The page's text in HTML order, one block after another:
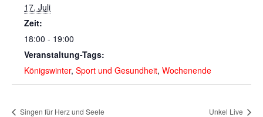
17. Juli
Zeit:
18:00 - 19:00
Veranstaltung-Tags:
Königswinter, Sport und Gesundheit, Wochenende
Singen für Herz und Seele Unkel Live